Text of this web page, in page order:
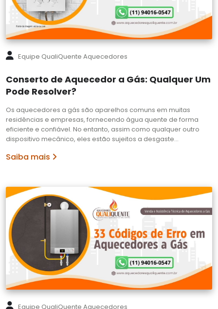
Equipe QualiQuente Aquecedores
Conserto de Aquecedor a Gás: Qualquer Um
Pode Resolver?
Os aquecedores a gás são aparelhos comuns em muitas
residências e empresas, fornecendo água quente de forma
eficiente e confiável. No entanto, assim como qualquer outro
dispositivo mecânico, eles estão sujeitos a desgaste…
Saiba mais
Equipe QualiQuente Aquecedores